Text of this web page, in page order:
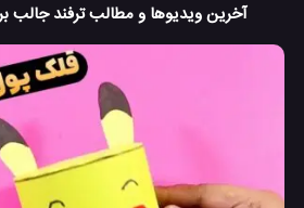
آخرین ویدیوها و مطالب ترفند جالب